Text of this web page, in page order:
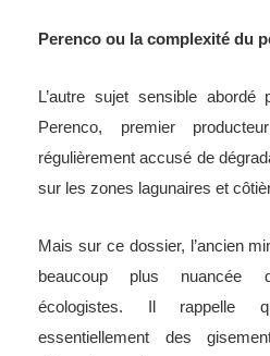
Perenco ou la complexité du
L’autre sujet sensible
Perenco, premier
régulièrement accusé de
sur les zones lagunaires et
Mais sur ce dossier, l’ancien
beaucoup plus nuancée
écologistes. Il rappelle
essentiellement des